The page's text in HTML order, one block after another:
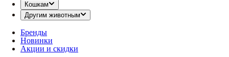
Кошкам
Другим животным
Бренды
Новинки
Акции и скидки